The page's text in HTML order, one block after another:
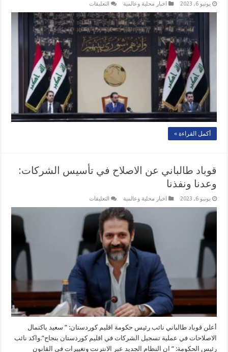
يونيو 6, 2023 اخبار محلية وعالمية التعليقات
يحدد
الخميس
المقبل
موعدا
لعقد
جلسة
تصويت
الموازنة
أكمل القراءة »
قوباد طالباني عن الاصلاح في تأسيس الشركات:
وعدنا ونفذنا
يونيو 6, 2023 اخبار محلية وعالمية التعليقات
طالباني
عن
الاصلاح
في
تأسيس
الشركات:
وعدنا
ونفذنا
مغلقة
أعلن قوباد طالباني نائب رئيس حكومة اقليم كوردستان: ” سعيد باكتمال
الاصلاحات في عملية تسجيل الشركات في اقليم كوردستان بنجاح”.واكد نائب
رئيس الحكومة: ” ان النظام الجديد عبر الانترنت وتغييرات في القانون